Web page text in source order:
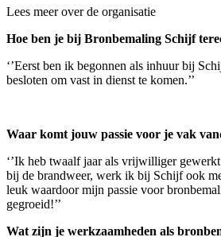
Lees meer over de organisatie
Hoe ben je bij Bronbemaling Schijf
‘’Eerst ben ik begonnen als inhuur bij
besloten om vast in dienst te komen.’’
Waar komt jouw passie voor je vak
‘’Ik heb twaalf jaar als vrijwilliger
bij de brandweer, werk ik bij Schijf ook
leuk waardoor mijn passie voor
gegroeid!’’
Wat zijn je werkzaamheden als